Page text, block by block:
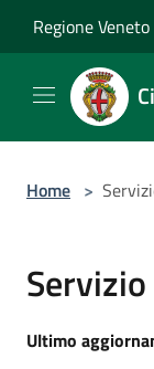
Regione Veneto
Home >
Ultimo